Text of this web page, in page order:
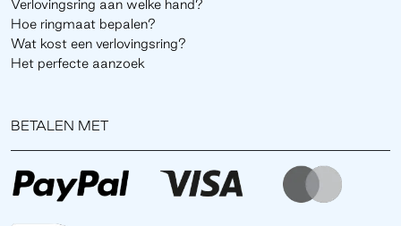
Verlovingsring aan welke hand?
Hoe ringmaat bepalen?
Wat kost een verlovingsring?
Het perfecte aanzoek
BETALEN MET